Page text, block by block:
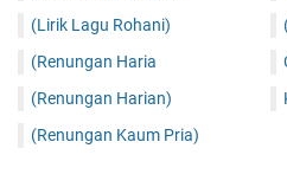
(Lirik Lagu Rohani)
(Renungan Haria
(Renungan Harian)
(Renungan Kaum Pria)